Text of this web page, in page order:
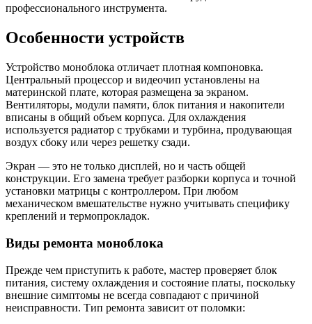
профессионального инструмента.
Особенности устройств
Устройство моноблока отличает плотная компоновка.
Центральный процессор и видеочип установлены на
материнской плате, которая размещена за экраном.
Вентиляторы, модули памяти, блок питания и накопители
вписаны в общий объем корпуса. Для охлаждения
используется радиатор с трубками и турбина, продувающая
воздух сбоку или через решетку сзади.
Экран — это не только дисплей, но и часть общей
конструкции. Его замена требует разборки корпуса и точной
установки матрицы с контроллером. При любом
механическом вмешательстве нужно учитывать специфику
креплений и термопрокладок.
Виды ремонта моноблока
Прежде чем приступить к работе, мастер проверяет блок
питания, систему охлаждения и состояние платы, поскольку
внешние симптомы не всегда совпадают с причиной
неисправности. Тип ремонта зависит от поломки: